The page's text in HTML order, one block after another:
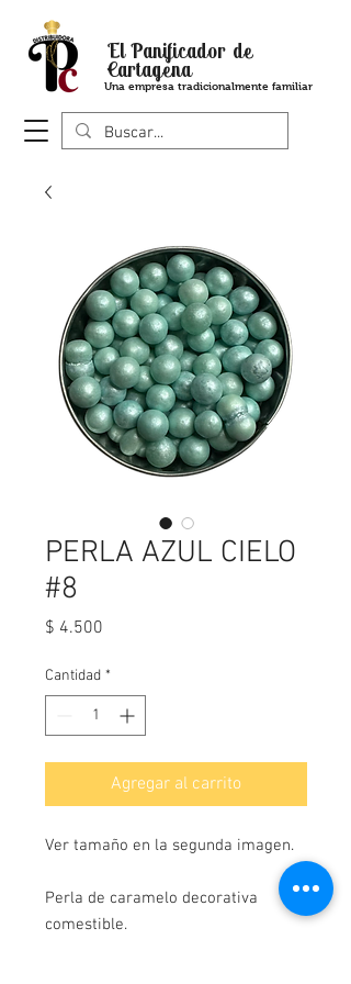
El Panificador de
Cartagena
Una empresa tradicionalmente familiar
PERLA AZUL CIELO
#8
$ 4.500
Cantidad *
Agregar al carrito
Ver tamaño en la segunda imagen.
Perla de caramelo decorativa
comestible.